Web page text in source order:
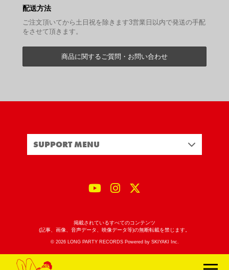
配送方法
ご注文頂いてから土日祝を除きます3営業日以内で発送の手配
をさせて頂きます。
商品に関するご質問・お問い合わせ
SUPPORT MENU
掲載されているすべてのコンテンツ
(記事、画像、音声データ、映像データ等)の無断転載を禁じます。
© 2026 LONG PARTY RECORDS Powered by SKIYAKI Inc.